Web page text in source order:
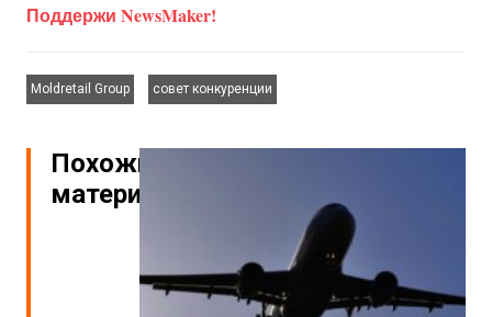
Поддержи NewsMaker!
Moldretail Group
совет конкуренции
Похожие
материалы